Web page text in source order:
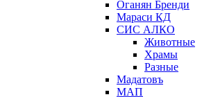
Оганян Бренди
Мараси КД
СИС АЛКО
Животные
Храмы
Разные
Мадатовъ
МАП